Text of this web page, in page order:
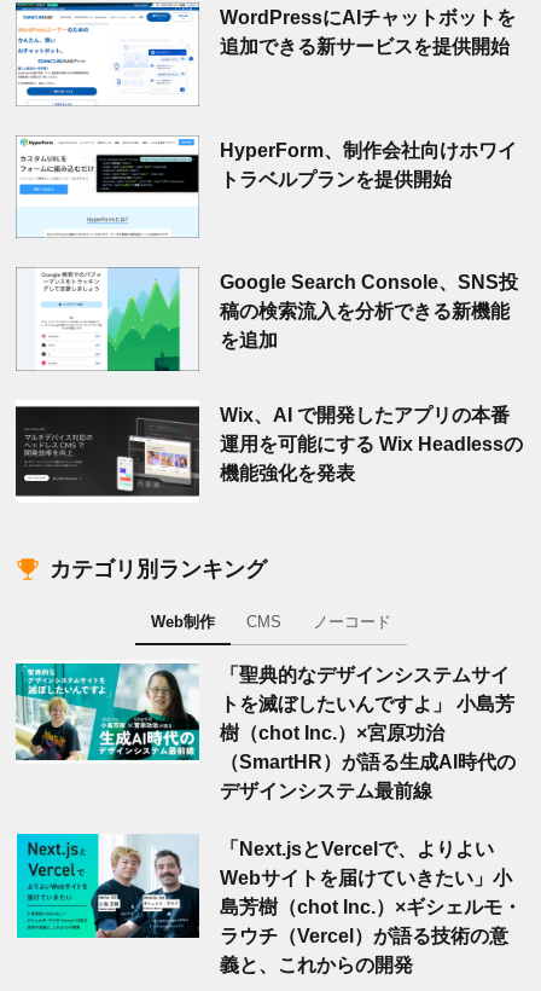
WordPressにAIチャットボットを
追加できる新サービスを提供開始
HyperForm、制作会社向けホワイ
トラベルプランを提供開始
Google Search Console、SNS投
稿の検索流入を分析できる新機能
を追加
Wix、AI で開発したアプリの本番
運用を可能にする Wix Headlessの
機能強化を発表
カテゴリ別ランキング
Web制作 CMS ノーコード
「聖典的なデザインシステムサイ
トを滅ぼしたいんですよ」 小島芳
樹（chot Inc.）×宮原功治
（SmartHR）が語る生成AI時代の
デザインシステム最前線
「Next.jsとVercelで、よりよい
Webサイトを届けていきたい」小
島芳樹（chot Inc.）×ギシェルモ・
ラウチ（Vercel）が語る技術の意
義と、これからの開発